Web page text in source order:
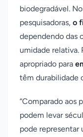
biodegradável.
pesquisadoras, o
dependendo das
umidade relativa.
apropriado para
têm durabilidade
“Comparado aos
podem levar
pode representar